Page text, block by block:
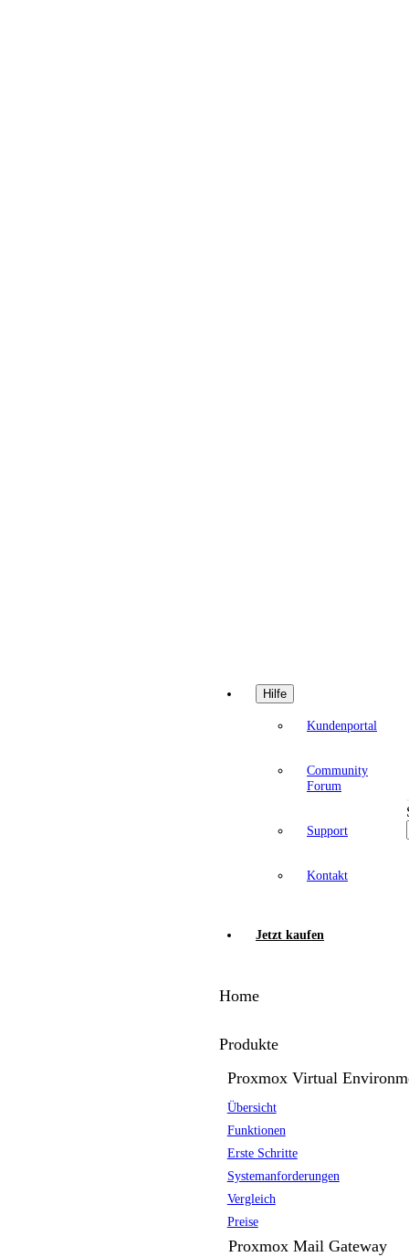
Hilfe
Kundenportal
Community
Forum
Support
Kontakt
Jetzt kaufen
Home
Produkte
Proxmox Virtual
Übersicht
Funktionen
Erste Schritte
Systemanforderungen
Vergleich
Preise
Proxmox Mail Gateway